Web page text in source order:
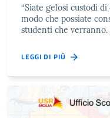
“Siate gelosi custodi
modo che possiate
studenti che
LEGGI DI PIÙ